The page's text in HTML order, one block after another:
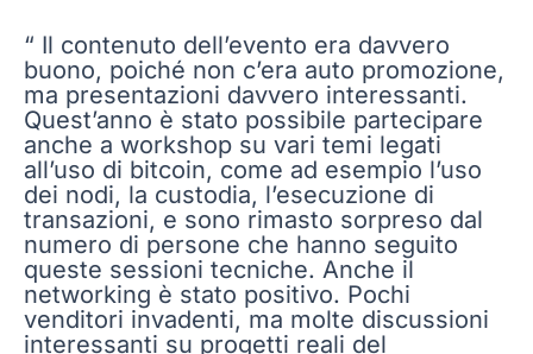
“ Il contenuto dell’evento era davvero
buono, poiché non c’era auto promozione,
ma presentazioni davvero interessanti.
Quest’anno è stato possibile partecipare
anche a workshop su vari temi legati
all’uso di bitcoin, come ad esempio l’uso
dei nodi, la custodia, l’esecuzione di
transazioni, e sono rimasto sorpreso dal
numero di persone che hanno seguito
queste sessioni tecniche. Anche il
networking è stato positivo. Pochi
venditori invadenti, ma molte discussioni
interessanti su progetti reali del